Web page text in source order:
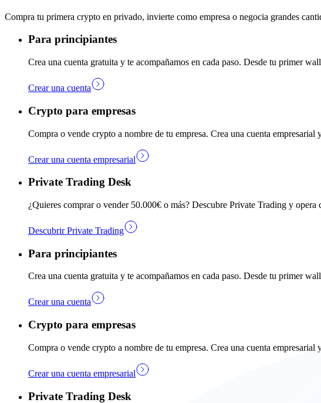
Compra tu primera crypto en privado, invierte como empresa o negocia grandes
Para principiantes
Crea una cuenta gratuita y te acompañamos en cada paso. Desde tu primer
Crear una cuenta
Crypto para empresas
Compra o vende crypto a nombre de tu empresa. Crea una cuenta empresarial
Crear una cuenta empresarial
Private Trading Desk
¿Quieres comprar o vender 50.000€ o más? Descubre Private Trading y
Descubrir Private Trading
Para principiantes
Crea una cuenta gratuita y te acompañamos en cada paso. Desde tu primer
Crear una cuenta
Crypto para empresas
Compra o vende crypto a nombre de tu empresa. Crea una cuenta empresarial
Crear una cuenta empresarial
Private Trading Desk